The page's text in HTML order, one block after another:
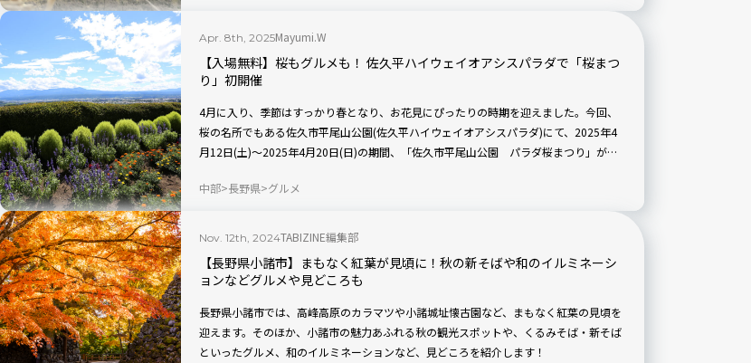
Apr. 8th, 2025Mayumi.W
【入場無料】桜もグルメも！ 佐久平ハイウェイオアシスパラダで「桜まつ
り」初開催
4月に入り、季節はすっかり春となり、お花見にぴったりの時期を迎えました。今回、
桜の名所でもある佐久市平尾山公園(佐久平ハイウェイオアシスパラダ)にて、2025年4
月12日(土)～2025年4月20日(日)の期間、「佐久市平尾山公園 パラダ桜まつり」が初
中部 長野県 グルメ
Nov. 12th, 2024TABIZINE編集部
【長野県小諸市】まもなく紅葉が見頃に！秋の新そばや和のイルミネーシ
ョンなどグルメや見どころも
長野県小諸市では、高峰高原のカラマツや小諸城址懐古園など、まもなく紅葉の見頃を
迎えます。そのほか、小諸市の魅力あふれる秋の観光スポットや、くるみそば・新そば
といったグルメ、和のイルミネーションなど、見どころを紹介します！